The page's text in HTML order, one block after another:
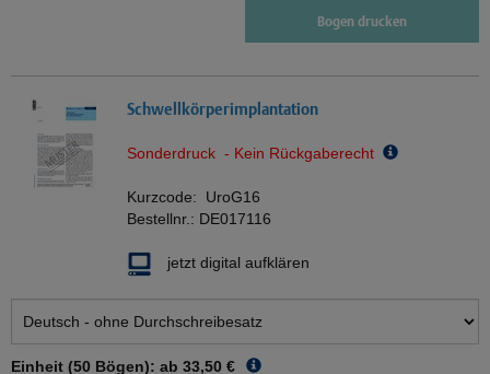
Bogen drucken
Schwellkörperimplantation
Sonderdruck - Kein Rückgaberecht
Kurzcode: UroG16
Bestellnr.: DE017116
jetzt digital aufklären
Einheit (50 Bögen): ab 33,50 €